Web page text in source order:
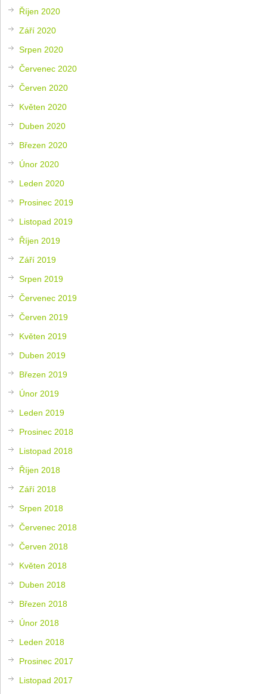
Říjen 2020
Září 2020
Srpen 2020
Červenec 2020
Červen 2020
Květen 2020
Duben 2020
Březen 2020
Únor 2020
Leden 2020
Prosinec 2019
Listopad 2019
Říjen 2019
Září 2019
Srpen 2019
Červenec 2019
Červen 2019
Květen 2019
Duben 2019
Březen 2019
Únor 2019
Leden 2019
Prosinec 2018
Listopad 2018
Říjen 2018
Září 2018
Srpen 2018
Červenec 2018
Červen 2018
Květen 2018
Duben 2018
Březen 2018
Únor 2018
Leden 2018
Prosinec 2017
Listopad 2017